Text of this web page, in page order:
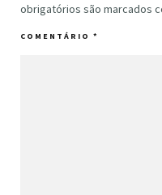
obrigatórios são marcados
COMENTÁRIO *